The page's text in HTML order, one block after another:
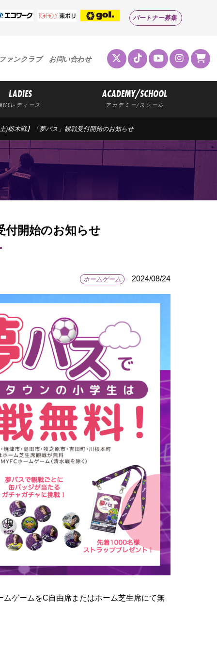
パートナー募集
ァンクラブ お問い合わせ
LADIES
MYFCレディース
ACADEMY/SCHOOL
アカデミー/スクール
)栃木戦】「夢パス」観戦受付開始のお知らせ
付開始のお知らせ
ホームゲーム 2024/08/24
ゲームをC自由席またはホーム芝生席にて無